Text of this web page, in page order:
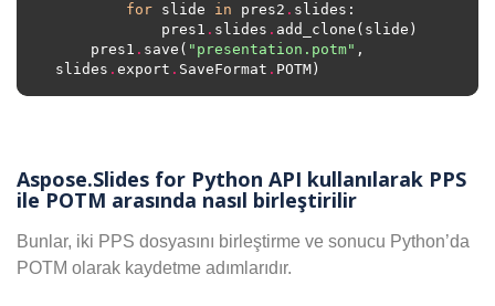
for slide in pres2 .
            pres1
. slides .
    pres1
. save( "presentation.potm" ,
slides . export . SaveFormat .
Aspose.Slides for Python API kullanılarak PPS
ile POTM arasında nasıl birleştirilir
Bunlar, iki PPS dosyasını birleştirme ve sonucu Python’da
POTM olarak kaydetme adımlarıdır.